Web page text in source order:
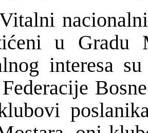
nacionalni
u Gradu
interesa